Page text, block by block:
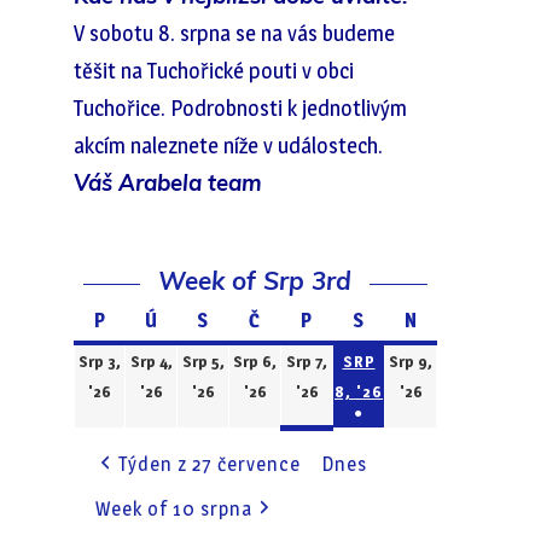
V sobotu 8. srpna se na vás budeme
těšit na Tuchořické pouti v obci
Tuchořice. Podrobnosti k jednotlivým
akcím naleznete níže v událostech.
Váš Arabela team
Week of Srp 3rd
PPondělí
Ú ÚterýS Středa
Č Čtvrtek
P PátekS Sobota
N
Srp 3,
'26
3.8.2026
Srp 4,
'26
4.8.2026
Srp 5,
'26
5.8.2026
Srp 6,
'26
6.8.2026
Srp 7,
'26
7.8.2026
SRP
8, '26
8.8.2026
●
EVENT)
Srp 9,
'26
Týden z 27 července
Dnes
Week of 10 srpna